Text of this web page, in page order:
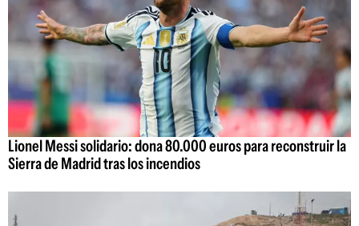
Lionel Messi solidario: dona 80.000 euros para reconstruir la
Sierra de Madrid tras los incendios